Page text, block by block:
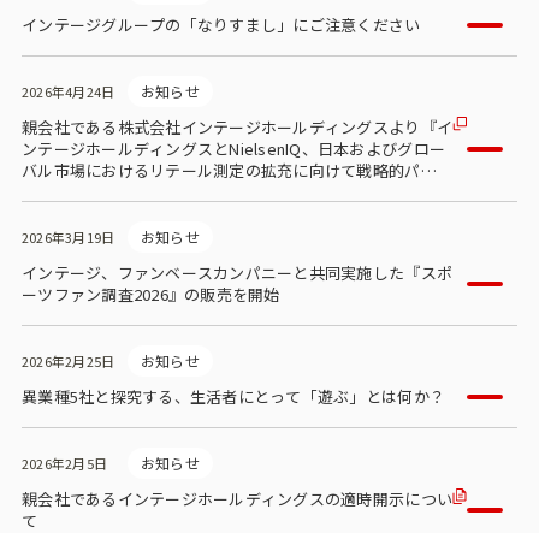
採用情報
インテージグループの「なりすまし」にご注意ください
2026年4月24日 お知らせ
親会社である株式会社インテージホールディングスより『イ
ンテージホールディングスとNielsenIQ、日本およびグロー
バル市場におけるリテール測定の拡充に向けて戦略的パート
2026年3月19日 お知らせ
インテージ、ファンベースカンパニーと共同実施した『スポ
ーツファン調査2026』の販売を開始
2026年2月25日 お知らせ
異業種5社と探究する、生活者にとって「遊ぶ」とは何か？
2026年2月5日 お知らせ
親会社であるインテージホールディングスの適時開示につい
て